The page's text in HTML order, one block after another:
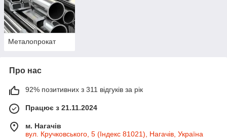
Металопрокат
Про нас
92% позитивних з 311 відгуків за рік
Працює з 21.11.2024
м. Нагачів
вул. Кручковського, 5 (Індекс 81021), Нагачів, Україна